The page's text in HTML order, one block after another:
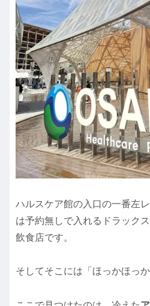
ハルスケア館の入口の一番左
は予約無しで入れるドラック
飲食店です。
そしてそこには「ほっかほっ